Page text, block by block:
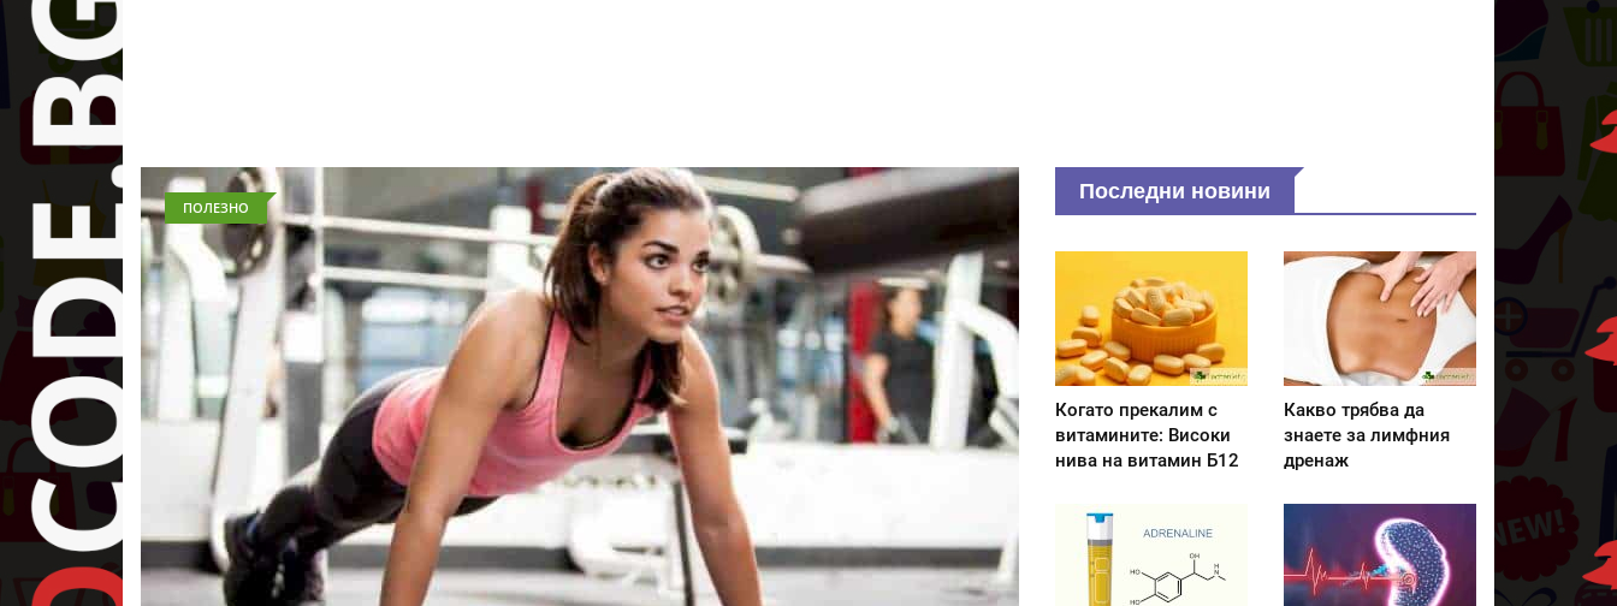
ПОЛЕЗНО
Последни новини
Когато прекалим с
витамините: Високи
нива на витамин Б12
Какво трябва да
знаете за лимфния
дренаж